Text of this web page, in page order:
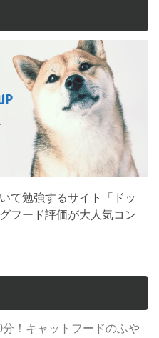
て勉強するサイト「ドッ
フード評価が大人気コン
！キャットフードのふや